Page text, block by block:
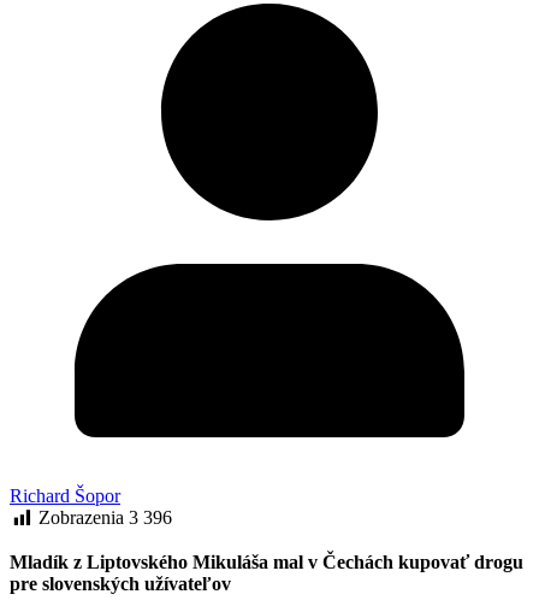
Richard Šopor
Zobrazenia 3 396
Mladík z Liptovského Mikuláša mal v Čechách kupovať drogu
pre slovenských užívateľov